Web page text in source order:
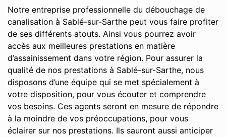
Notre entreprise professionnelle du débouchage de
canalisation à Sablé-sur-Sarthe peut vous faire profiter
de ses différents atouts. Ainsi vous pourrez avoir
accès aux meilleures prestations en matière
d’assainissement dans votre région. Pour assurer la
qualité de nos prestations à Sablé-sur-Sarthe, nous
disposons d’une équipe qui se met spécialement à
votre disposition, pour vous écouter et comprendre
vos besoins. Ces agents seront en mesure de répondre
à la moindre de vos préoccupations, pour vous
éclairer sur nos prestations. Ils sauront aussi anticiper